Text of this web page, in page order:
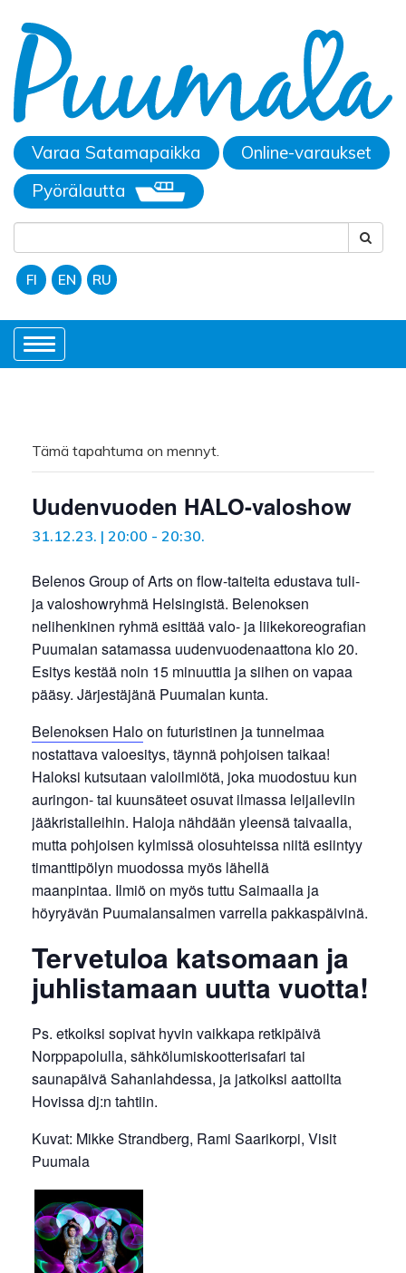
Varaa Satamapaikka
Online-varaukset
Pyörälautta
FI EN RU
Toggle
navigation
Tämä tapahtuma on mennyt.
Uudenvuoden HALO-valoshow
31.12.23. | 20:00 - 20:30.
Belenos Group of Arts on flow-taiteita edustava tuli-
ja valoshowryhmä Helsingistä. Belenoksen
nelihenkinen ryhmä esittää valo- ja liikekoreografian
Puumalan satamassa uudenvuodenaattona klo 20.
Esitys kestää noin 15 minuuttia ja siihen on vapaa
pääsy. Järjestäjänä Puumalan kunta.
Belenoksen Haloon futuristinen ja tunnelmaa
nostattava valoesitys, täynnä pohjoisen taikaa!
Haloksi kutsutaan valoilmiötä, joka muodostuu kun
auringon- tai kuunsäteet osuvat ilmassa leijaileviin
jääkristalleihin. Haloja nähdään yleensä taivaalla,
mutta pohjoisen kylmissä olosuhteissa niitä esiintyy
timanttipölyn muodossa myös lähellä
maanpintaa. Ilmiö on myös tuttu Saimaalla ja
höyryävän Puumalansalmen varrella pakkaspäivinä.
Tervetuloa katsomaan ja
juhlistamaan uutta vuotta!
Ps. etkoiksi sopivat hyvin vaikkapa retkipäivä
Norppapolulla, sähkölumiskootterisafari tai
saunapäivä Sahanlahdessa, ja jatkoiksi aattoilta
Hovissa dj:n tahtiin.
Kuvat: Mikke Strandberg, Rami Saarikorpi, Visit
Puumala